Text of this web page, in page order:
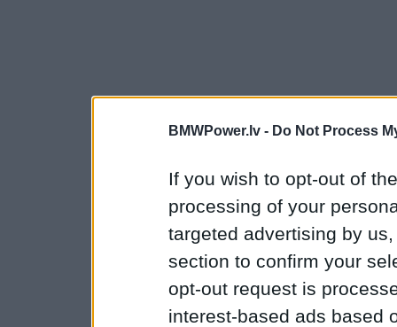
BMWPower.lv - Do Not Process
If you wish to opt-out of
processing of your
targeted advertising by
section to confirm your
opt-out request is
interest-based ads based